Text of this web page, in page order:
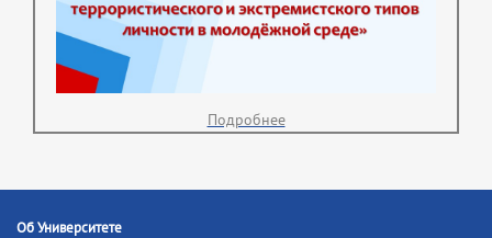
Подробнее
Об Университете